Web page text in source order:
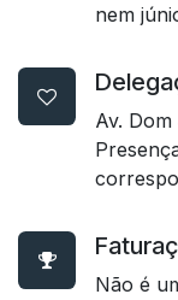
nem
Av.
Não é